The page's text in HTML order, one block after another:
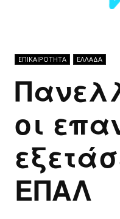
ΕΠΙΚΑΙΡΟΤΗΤΑ ΕΛΛΆΔΑ
οι
ΕΠΑΛ